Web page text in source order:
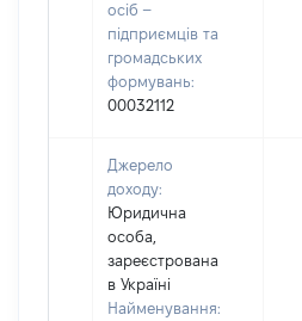
осіб –
підприємців та
громадських
формувань:
00032112
Джерело
доходу:
Юридична
особа,
зареєстрована
в Україні
Найменування: